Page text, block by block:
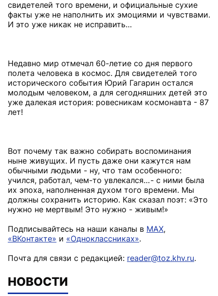
свидетелей того времени, и официальные сухие
факты уже не наполнить их эмоциями и чувствами.
И это уже никак не исправить…
Недавно мир отмечал 60-летие со дня первого
полета человека в космос. Для свидетелей того
исторического события Юрий Гагарин остался
молодым человеком, а для сегодняшних детей это
уже далекая история: ровесникам космонавта - 87
лет!
Вот почему так важно собирать воспоминания
ныне живущих. И пусть даже они кажутся нам
обычными людьми - ну, что там особенного:
учился, работал, чем-то увлекался… - с ними была
их эпоха, наполненная духом того времени. Мы
должны сохранить историю. Как сказал поэт: «Это
нужно не мертвым! Это нужно - живым!»
Подписывайтесь на наши каналы в MAX,
«ВКонтакте» и «Одноклассниках».
Почта для связи с редакцией: reader@toz.khv.ru.
НОВОСТИ